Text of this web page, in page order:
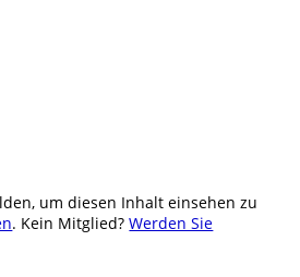
um diesen Inhalt einsehen zu
. Kein Mitglied?Werden Sie